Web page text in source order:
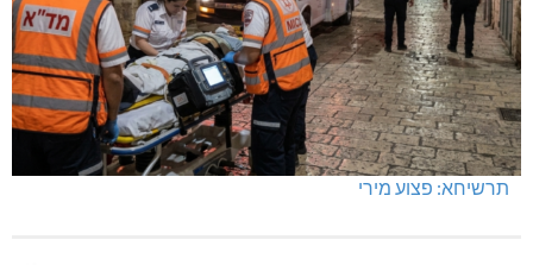
תאונת דרכים קטלנית בנהריה